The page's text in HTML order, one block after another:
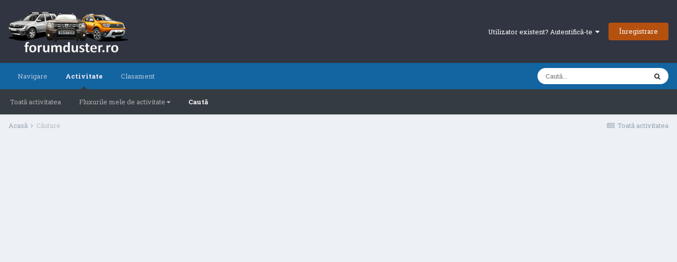
Utilizator existent? Autentifică-te Înregistrare
Navigare Activitate
Toată activitatea Fluxurile mele de activitate Caută
Clasament
Toată activitatea
Acasă Căutare